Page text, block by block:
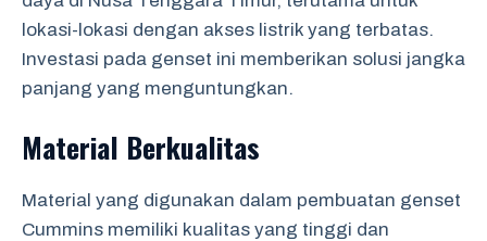
lokasi-lokasi dengan akses listrik yang terbatas.
Investasi pada genset ini memberikan solusi jangka
panjang yang menguntungkan.
Material Berkualitas
Material yang digunakan dalam pembuatan genset
Cummins memiliki kualitas yang tinggi dan